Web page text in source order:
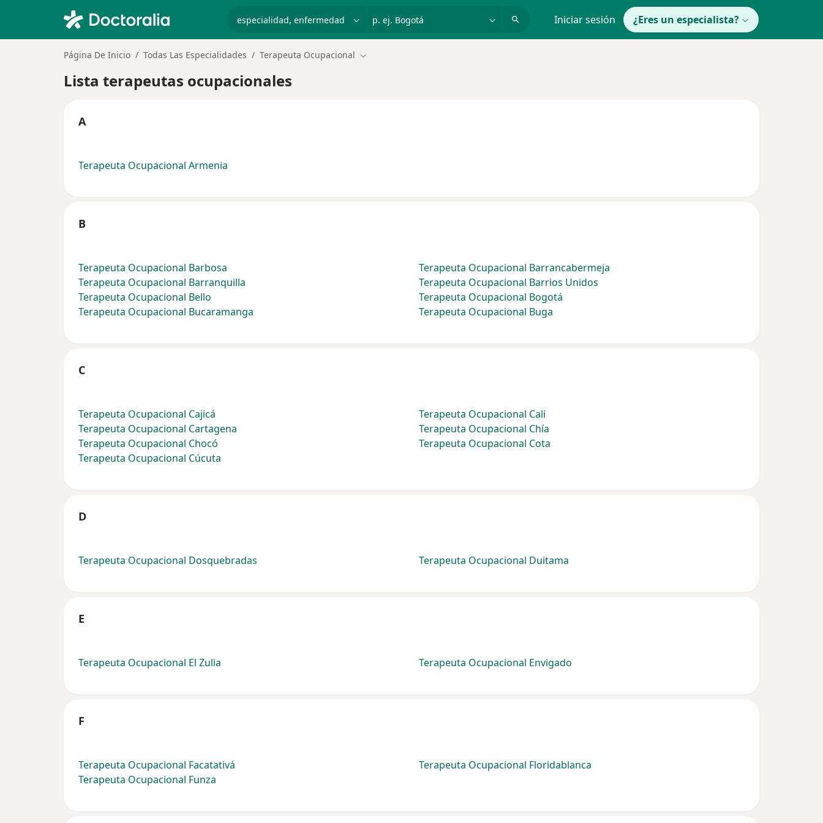
p. ej. Bogotá Iniciar sesión ¿Eres un especialista?
Página De Inicio Todas Las Especialidades Terapeuta Ocupacional Cambiar de ciudad
Lista terapeutas ocupacionales
A
Terapeuta Ocupacional Armenia
B
Terapeuta Ocupacional Barbosa
Terapeuta Ocupacional Barrancabermeja
Terapeuta Ocupacional Barranquilla
Terapeuta Ocupacional Barrios Unidos
Terapeuta Ocupacional Bello
Terapeuta Ocupacional Bogotá
Terapeuta Ocupacional Bucaramanga
Terapeuta Ocupacional Buga
C
Terapeuta Ocupacional Cajicá
Terapeuta Ocupacional Cali
Terapeuta Ocupacional Cartagena
Terapeuta Ocupacional Chía
Terapeuta Ocupacional Chocó
Terapeuta Ocupacional Cota
Terapeuta Ocupacional Cúcuta
D
Terapeuta Ocupacional Dosquebradas Terapeuta Ocupacional Duitama
E
Terapeuta Ocupacional El Zulia Terapeuta Ocupacional Envigado
F
Terapeuta Ocupacional Facatativá
Terapeuta Ocupacional Floridablanca
Terapeuta Ocupacional Funza